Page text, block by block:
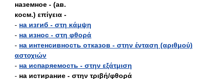
наземное - (ав.
косм.) επίγεια -
- на изгиб - στη κάμψη
- на износ - στη φθορά
- на интенсивность отказов - στην ένταση (αριθμού)
αστοχιών
- на испаряемость - στην εξάτμιση
- на истирание - στην τριβή/φθορά